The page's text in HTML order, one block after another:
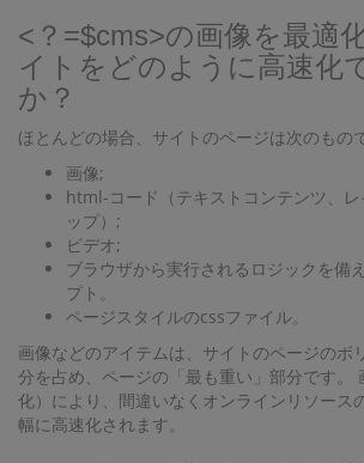
<？=$cms>の画像を最適
イトをどのように高速化
か？
ほとんどの場合、サイトのページは次のもの
画像;
html-コード（テキストコンテンツ、
ップ）;
ビデオ;
ブラウザから実行されるロジックを備
プト。
ページスタイルのcssファイル。
画像などのアイテムは、サイトのページのボ
分を占め、ページの「最も重い」部分です。
化）により、間違いなくオンラインリソース
幅に高速化されます。